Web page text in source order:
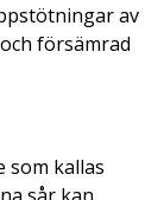
av
försämrad
som kallas